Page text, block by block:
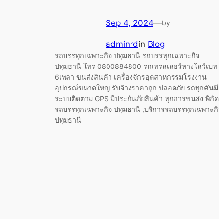
Sep 4, 2024—by
adminrdin Blog
รถบรรทุกเฉพาะกิจ ปทุมธานี รถบรรทุกเฉพาะกิจ
ปทุมธานี โทร 0800884800 รถเทรลเลอร์หางโลว์เบท
6เพลา ขนส่งสินค้า เครื่องจักรอุตสาหกรรมโรงงาน
อุปกรณ์ขนาดใหญ่ รับจ้างราคาถูก ปลอดภัย รถทุกคันมี
ระบบติดตาม GPS มีประกันภัยสินค้า ทุกการขนส่ง พิกัด
รถบรรทุกเฉพาะกิจ ปทุมธานี ,บริการรถบรรทุกเฉพาะ
ปทุมธานี